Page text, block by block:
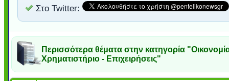
Στο Twitter:
Περισσότερα θέματα στην κατηγορία
Χρηματιστήριο - Επιχειρήσεις"